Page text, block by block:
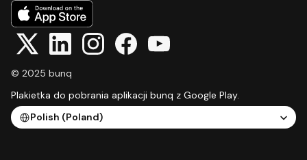
© 2025 bunq
Plakietka do pobrania aplikacji bunq z Google Play.
Select Language
Polish (Poland)